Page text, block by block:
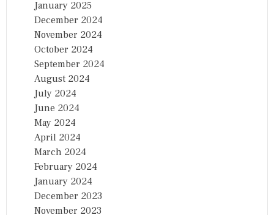
January 2025
December 2024
November 2024
October 2024
September 2024
August 2024
July 2024
June 2024
May 2024
April 2024
March 2024
February 2024
January 2024
December 2023
November 2023